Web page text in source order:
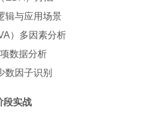
辑与应用场景
）多因素分析
数据分析
数因子识别
段实战